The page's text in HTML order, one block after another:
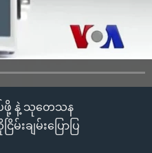
ဖို့ နဲ့ သုတေသန
ချမ်းပြောပြ